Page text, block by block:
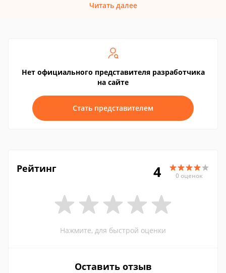
Читать далее
Нет официального представителя разработчика
на сайте
Стать представителем
Рейтинг 4 0 оценок
Нажмите, для быстрой оценки
Оставить отзыв